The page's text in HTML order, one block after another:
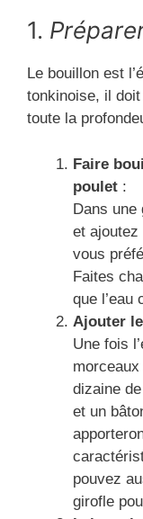
1.
Le bouillon est
tonkinoise, il
toute la
Faire
poulet :
Dans une
et
vous
Faites
que l’eau
Ajouter
Une fois
dizaine
et un
pouvez
girofle